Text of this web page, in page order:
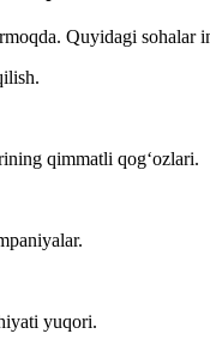
Quyidagi sohalar
qimmatli qog‘ozlari.
yuqori.